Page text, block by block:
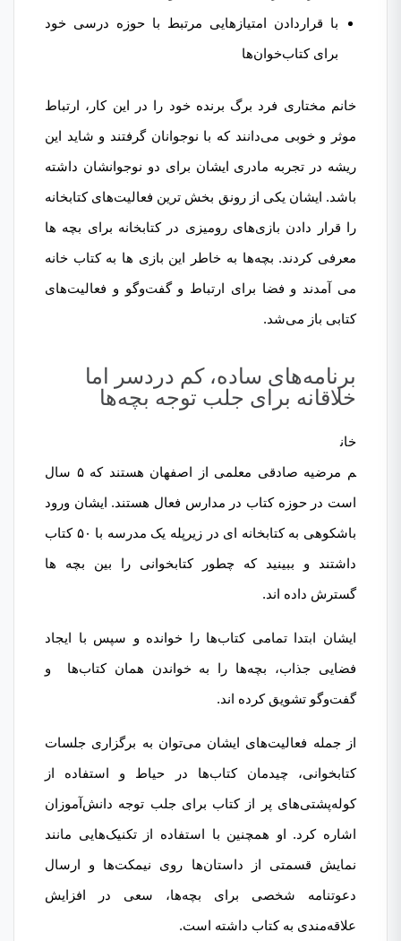
با قراردادن امتیازهایی مرتبط با حوزه درسی خود
برای کتاب‌خوان‌ها
خانم مختاری فرد برگ برنده خود را در این کار، ارتباط
موثر و خوبی می‌دانند که با نوجوانان گرفتند و شاید این
ریشه در تجربه مادری ایشان برای دو نوجوانشان داشته
باشد. ایشان یکی از رونق بخش ترین فعالیت‌های کتابخانه
را قرار دادن بازی‌های رومیزی در کتابخانه برای بچه ها
معرفی کردند. بچه‌ها به خاطر این بازی ها به کتاب خانه
می آمدند و فضا برای ارتباط و گفت‌وگو و فعالیت‌های
کتابی باز می‌شد.
برنامه‌های ساده، کم دردسر اما
خلاقانه برای جلب توجه بچه‌ها
خان
م مرضیه صادقی معلمی از اصفهان هستند که ۵ سال
است در حوزه کتاب در مدارس فعال هستند. ایشان ورود
باشکوهی به کتابخانه ای در زیرپله یک مدرسه با ۵۰ کتاب
داشتند و ببینید که چطور کتابخوانی را بین بچه ها
گسترش داده اند.
ایشان ابتدا تمامی کتاب‌ها را خوانده و سپس با ایجاد
فضایی جذاب، بچه‌ها را به خواندن همان کتاب‌ها و
گفت‌وگو تشویق کرده اند.
از جمله فعالیت‌های ایشان می‌توان به برگزاری جلسات
کتابخوانی، چیدمان کتاب‌ها در حیاط و استفاده از
کوله‌پشتی‌های پر از کتاب برای جلب توجه دانش‌آموزان
اشاره کرد. او همچنین با استفاده از تکنیک‌هایی مانند
نمایش قسمتی از داستان‌ها روی نیمکت‌ها و ارسال
دعوتنامه شخصی برای بچه‌ها، سعی در افزایش
علاقه‌مندی به کتاب داشته است.